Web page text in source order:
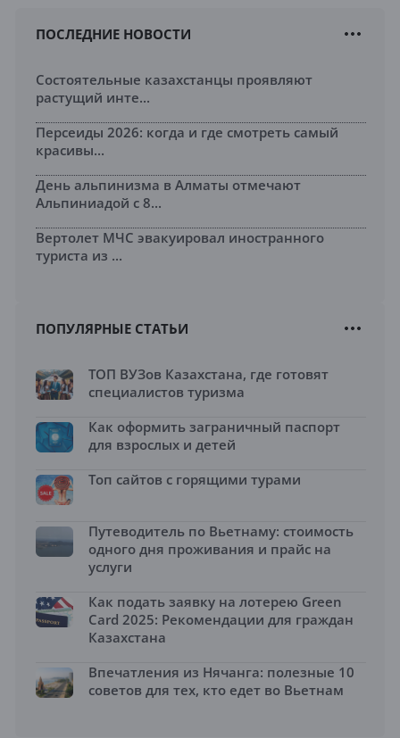
ПОСЛЕДНИЕ НОВОСТИ
Состоятельные казахстанцы проявляют
растущий инте...
Персеиды 2026: когда и где смотреть самый
красивы...
День альпинизма в Алматы отмечают
Альпиниадой с 8...
Вертолет МЧС эвакуировал иностранного
туриста из ...
ПОПУЛЯРНЫЕ СТАТЬИ
ТОП ВУЗов Казахстана, где готовят
специалистов туризма
Как оформить заграничный паспорт
для взрослых и детей
Топ сайтов с горящими турами
Путеводитель по Вьетнаму: стоимость
одного дня проживания и прайс на
услуги
Как подать заявку на лотерею Green
Card 2025: Рекомендации для граждан
Казахстана
Впечатления из Нячанга: полезные 10
советов для тех, кто едет во Вьетнам